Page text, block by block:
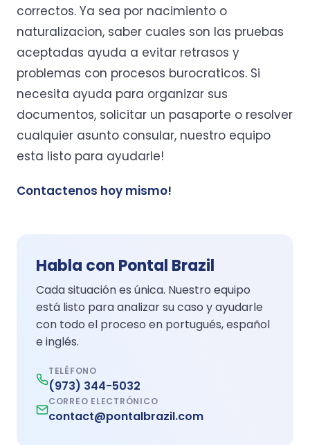
correctos. Ya sea por nacimiento o
naturalizacion, saber cuales son las pruebas
aceptadas ayuda a evitar retrasos y
problemas con procesos burocraticos. Si
necesita ayuda para organizar sus
documentos, solicitar un pasaporte o resolver
cualquier asunto consular, nuestro equipo
esta listo para ayudarle!
Contactenos hoy mismo!
Habla con Pontal Brazil
Cada situación es única. Nuestro equipo
está listo para analizar su caso y ayudarle
con todo el proceso en portugués, español
e inglés.
TELÉFONO
(973) 344-5032
CORREO ELECTRÓNICO
contact@pontalbrazil.com